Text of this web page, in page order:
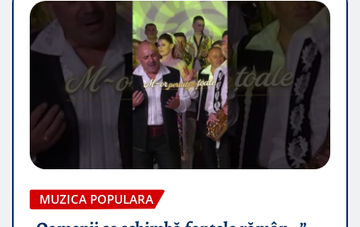
MUZICA POPULARA